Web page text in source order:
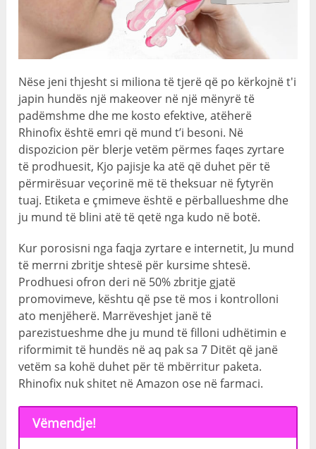
Nëse jeni thjesht si miliona të tjerë që po kërkojnë t'i
japin hundës një makeover në një mënyrë të
padëmshme dhe me kosto efektive, atëherë
Rhinofix është emri që mund t’i besoni. Në
dispozicion për blerje vetëm përmes faqes zyrtare
të prodhuesit, Kjo pajisje ka atë që duhet për të
përmirësuar veçorinë më të theksuar në fytyrën
tuaj. Etiketa e çmimeve është e përballueshme dhe
ju mund të blini atë të qetë nga kudo në botë.
Kur porosisni nga faqja zyrtare e internetit, Ju mund
të merrni zbritje shtesë për kursime shtesë.
Prodhuesi ofron deri në 50% zbritje gjatë
promovimeve, kështu që pse të mos i kontrolloni
ato menjëherë. Marrëveshjet janë të
parezistueshme dhe ju mund të filloni udhëtimin e
riformimit të hundës në aq pak sa 7 Ditët që janë
vetëm sa kohë duhet për të mbërritur paketa.
Rhinofix nuk shitet në Amazon ose në farmaci.
Vëmendje!